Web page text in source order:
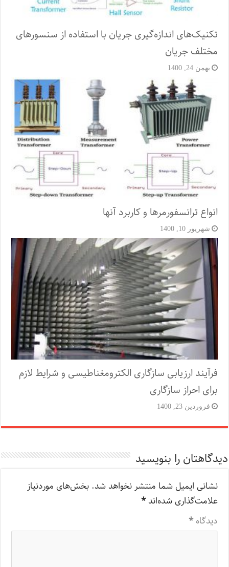
تکنیک‌های اندازه‌گیری جریان با استفاده از سنسورهای
مختلف جریان
بهمن 24, 1400
انواع ترانسفورمرها و کاربرد آنها
شهریور 10, 1400
فرآیند ارزیابی سازگاری الکترومغناطیسی و شرایط لازم
برای احراز سازگاری
فروردین 23, 1400
دیدگاهتان را بنویسید
نشانی ایمیل شما منتشر نخواهد شد. بخش‌های موردنیاز
علامت‌گذاری شده‌اند*
دیدگاه*